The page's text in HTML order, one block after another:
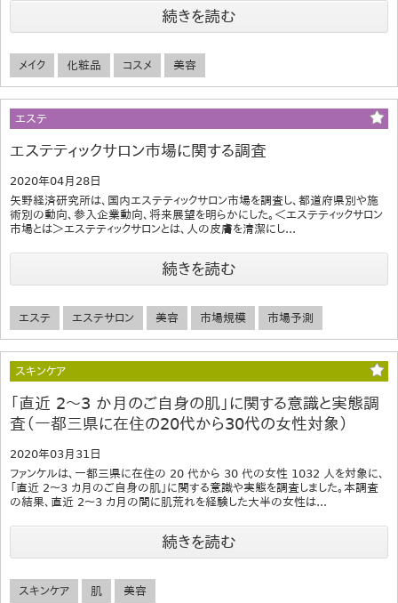
続きを読む
メイク 化粧品 コスメ 美容
エステ
エステティックサロン市場に関する調査
2020年04月28日
矢野経済研究所は、国内エステティックサロン市場を調査し、都道府県別や施
術別の動向、参入企業動向、将来展望を明らかにした。＜エステティックサロン
市場とは＞エステティックサロンとは、人の皮膚を清潔にし...
続きを読む
エステ エステサロン 美容 市場規模 市場予測
スキンケア
「直近 2～3 か月のご自身の肌」に関する意識と実態調
査（一都三県に在住の20代から30代の女性対象）
2020年03月31日
ファンケルは、一都三県に在住の 20 代から 30 代の女性 1032 人を対象に、
「直近 2～3 カ月のご自身の肌」に関する意識や実態を調査しました。本調査
の結果、直近 2～3 カ月の間に肌荒れを経験した大半の女性は...
続きを読む
スキンケア 肌 美容